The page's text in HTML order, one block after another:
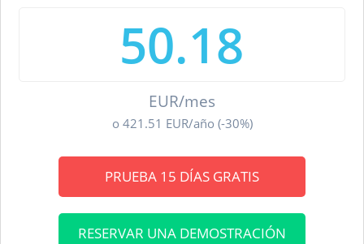
50.18
EUR/mes
o 421.51 EUR/año (-30%)
PRUEBA 15 DÍAS GRATIS
RESERVAR UNA DEMOSTRACIÓN